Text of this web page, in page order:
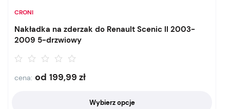
CRONI
Nakładka na zderzak do Renault Scenic II 2003-
2009 5-drzwiowy
cena: od 199,99 zł
Wybierz opcje